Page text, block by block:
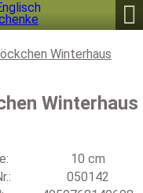

Winterhaus
10 cm
050142